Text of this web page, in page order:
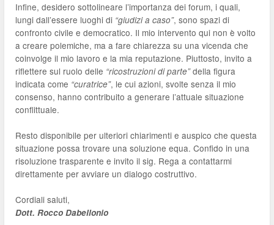
Infine, desidero sottolineare l’importanza dei forum, i quali,
lungi dall’essere luoghi di “giudizi a caso”, sono spazi di
confronto civile e democratico. Il mio intervento qui non è volto
a creare polemiche, ma a fare chiarezza su una vicenda che
coinvolge il mio lavoro e la mia reputazione. Piuttosto, invito a
riflettere sul ruolo delle “ricostruzioni di parte”della figura
indicata come “curatrice”, le cui azioni, svolte senza il mio
consenso, hanno contribuito a generare l’attuale situazione
conflittuale.
Resto disponibile per ulteriori chiarimenti e auspico che questa
situazione possa trovare una soluzione equa. Confido in una
risoluzione trasparente e invito il sig. Rega a contattarmi
direttamente per avviare un dialogo costruttivo.
Cordiali saluti,
Dott. Rocco Dabellonio